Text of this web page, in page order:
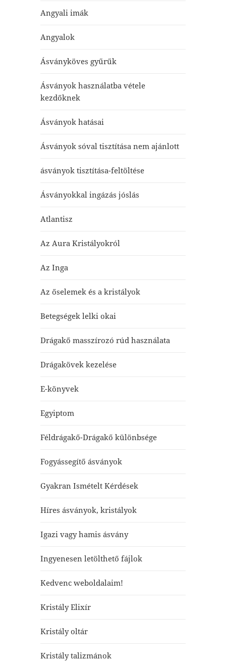
Angyali imák
Angyalok
Ásványköves gyűrűk
Ásványok használatba vétele
kezdőknek
Ásványok hatásai
Ásványok sóval tisztítása nem ajánlott
ásványok tisztítása-feltöltése
Ásványokkal ingázás jóslás
Atlantisz
Az Aura Kristályokról
Az Inga
Az őselemek és a kristályok
Betegségek lelki okai
Drágakő masszírozó rúd használata
Drágakövek kezelése
E-könyvek
Egyiptom
Féldrágakő-Drágakő különbsége
Fogyássegítő ásványok
Gyakran Ismételt Kérdések
Híres ásványok, kristályok
Igazi vagy hamis ásvány
Ingyenesen letölthető fájlok
Kedvenc weboldalaim!
Kristály Elixír
Kristály oltár
Kristály talizmánok